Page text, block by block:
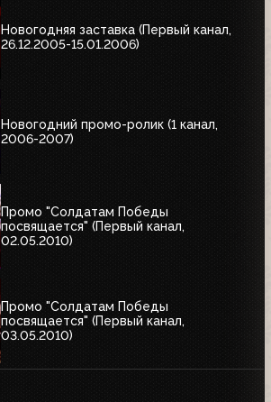
Новогодняя заставка (Первый канал,
26.12.2005-15.01.2006)
Новогодний промо-ролик (1 канал,
2006-2007)
Промо "Солдатам Победы
посвящается" (Первый канал,
02.05.2010)
Промо "Солдатам Победы
посвящается" (Первый канал,
03.05.2010)